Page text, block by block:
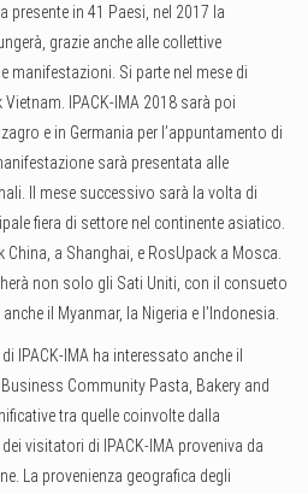
presente in 41 Paesi, nel 2017 la
grazie anche alle collettive
manifestazioni. Si parte nel mese di
IPACK-IMA 2018 sarà poi
e in Germania per l’appuntamento di
sarà presentata alle
Il mese successivo sarà la volta di
fiera di settore nel continente asiatico.
a Shanghai, e RosUpack a Mosca.
non solo gli Sati Uniti, con il consueto
il Myanmar, la Nigeria e l’Indonesia.
IPACK-IMA ha interessato anche il
Community Pasta, Bakery and
tra quelle coinvolte dalla
visitatori di IPACK-IMA proveniva da
La provenienza geografica degli